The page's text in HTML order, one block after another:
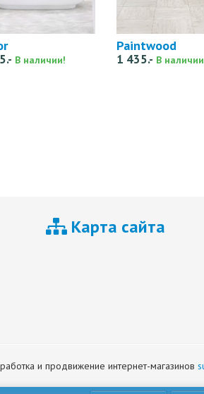
В наличии!
Paintwood
1 435.- В
Карта сайта
и продвижение интернет-магазинов